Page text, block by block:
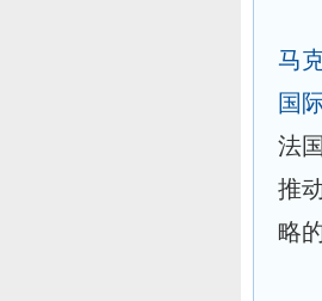
马
国
法
推
略